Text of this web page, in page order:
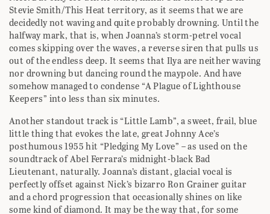
Stevie Smith/This Heat territory, as it seems that we are
decidedly not waving and quite probably drowning. Until the
halfway mark, that is, when Joanna’s storm-petrel vocal
comes skipping over the waves, a reverse siren that pulls us
out of the endless deep. It seems that Ilya are neither waving
nor drowning but dancing round the maypole. And have
somehow managed to condense “A Plague of Lighthouse
Keepers” into less than six minutes.
Another standout track is “Little Lamb”, a sweet, frail, blue
little thing that evokes the late, great Johnny Ace’s
posthumous 1955 hit “Pledging My Love” – as used on the
soundtrack of Abel Ferrara’s midnight-black Bad
Lieutenant, naturally. Joanna’s distant, glacial vocal is
perfectly offset against Nick’s bizarro Ron Grainer guitar
and a chord progression that occasionally shines on like
some kind of diamond. It may be the way that, for some